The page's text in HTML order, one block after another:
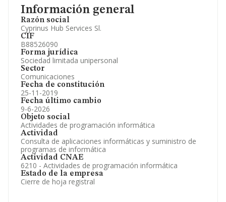
Información general
Razón social
Cyprinus Hub Services Sl.
CIF
B88526090
Forma jurídica
Sociedad limitada unipersonal
Sector
Comunicaciones
Fecha de constitución
25-11-2019
Fecha último cambio
9-6-2026
Objeto social
Actividades de programación informática
Actividad
Consulta de aplicaciones informáticas y suministro de
programas de informática
Actividad CNAE
6210 - Actividades de programación informática
Estado de la empresa
Cierre de hoja registral
Información oficial y registral complementaria.